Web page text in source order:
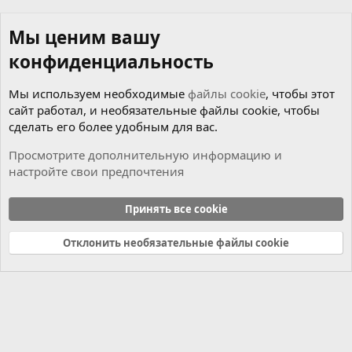
Cookies
Russian (RU)
Связь с нами
Условия и правила
Политика конфиденциальности
Справка Главная
R
Мы ценим вашу
конфиденциальность
Мы используем необходимые файлы cookie, чтобы этот
сайт работал, и необязательные файлы cookie, чтобы
сделать его более удобным для вас.
Просмотрите дополнительную информацию и
настройте свои предпочтения
Принять все cookie
Отклонить необязательные файлы cookie